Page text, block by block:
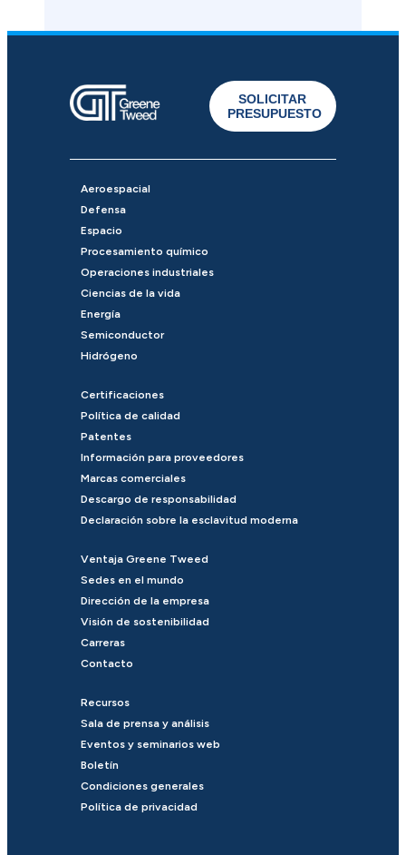
SOLICITAR
PRESUPUESTO
Aeroespacial
Defensa
Espacio
Procesamiento químico
Operaciones industriales
Ciencias de la vida
Energía
Semiconductor
Hidrógeno
Certificaciones
Política de calidad
Patentes
Información para proveedores
Marcas comerciales
Descargo de responsabilidad
Declaración sobre la esclavitud moderna
Ventaja Greene Tweed
Sedes en el mundo
Dirección de la empresa
Visión de sostenibilidad
Carreras
Contacto
Recursos
Sala de prensa y análisis
Eventos y seminarios web
Boletín
Condiciones generales
Política de privacidad